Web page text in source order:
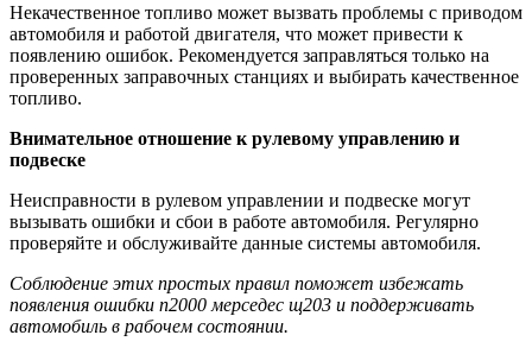
Некачественное топливо может вызвать проблемы с приводом
автомобиля и работой двигателя, что может привести к
появлению ошибок. Рекомендуется заправляться только на
проверенных заправочных станциях и выбирать качественное
топливо.
Внимательное отношение к рулевому управлению и
подвеске
Неисправности в рулевом управлении и подвеске могут
вызывать ошибки и сбои в работе автомобиля. Регулярно
проверяйте и обслуживайте данные системы автомобиля.
Соблюдение этих простых правил поможет избежать
появления ошибки п2000 мерседес щ203 и поддерживать
автомобиль в рабочем состоянии.